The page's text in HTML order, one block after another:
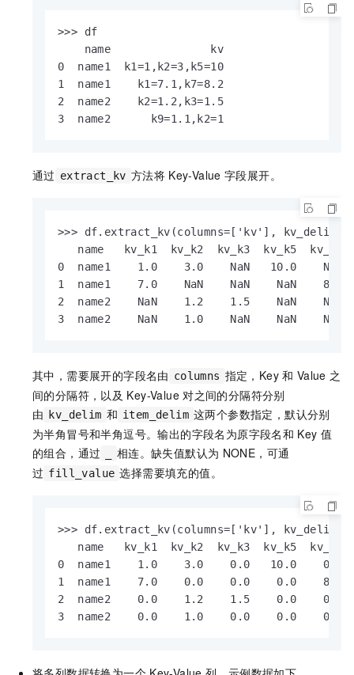
>>> df
    name               kv
0  name1  k1=1,k2=3,k5=10
1  name1    k1=7.1,k7=8.2
2  name2    k2=1.2,k3=1.5
3  name2      k9=1.1,k2=1
通过 extract_kv 方法将 Key-Value 字段展开。
>>> df.extract_kv(columns=['kv'],
name   kv_k1  kv_k2  kv_k3  kv_k5  kv_k7
0  name1    1.0    3.0    NaN   10.0    NaN
1  name1    7.0    NaN    NaN    NaN    8.2
2  name2    NaN    1.2    1.5    NaN    NaN
3  name2    NaN    1.0    NaN    NaN    NaN
其中，需要展开的字段名由 columns 指定，Key 和 Value 之
间的分隔符，以及 Key-Value 对之间的分隔符分别
由
kv_delim 和 item_delim 这两个参数指定，默认分别
为半角冒号和半角逗号。输出的字段名为原字段名和 Key 值
的组合，通过
相连。缺失值默认为 NONE，可通
过 fill_value 选择需要填充的值。
>>> df.extract_kv(columns=['kv'],
name   kv_k1  kv_k2  kv_k3  kv_k5  kv_k7
0  name1    1.0    3.0    0.0   10.0    0.0
1  name1    7.0    0.0    0.0    0.0    8.2
2  name2    0.0    1.2    1.5    0.0    0.0
3  name2    0.0    1.0    0.0    0.0    0.0